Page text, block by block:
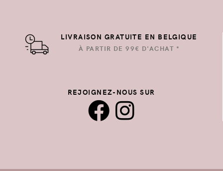
LIVRAISON GRATUITE EN BELGIQUE
À PARTIR DE 99€ D'ACHAT *
REJOIGNEZ-NOUS SUR